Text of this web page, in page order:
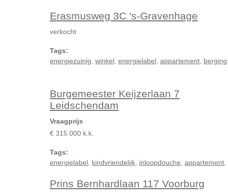
Erasmusweg 3C 's-Gravenhage
verkocht
Tags:
energiezuinig winkel energielabel appartement berging
Burgemeester Keijzerlaan 7
Leidschendam
Vraagprijs
€ 315.000 k.k.
Tags:
energielabel kindvriendelijk inloopdouche appartement
Prins Bernhardlaan 117 Voorburg